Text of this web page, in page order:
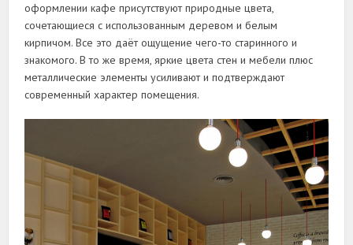
оформлении кафе присутствуют природные цвета,
сочетающиеся с использованным деревом и белым
кирпичом. Все это даёт ощущение чего-то старинного и
знакомого. В то же время, яркие цвета стен и мебели плюс
металлические элементы усиливают и подтверждают
современный характер помещения.